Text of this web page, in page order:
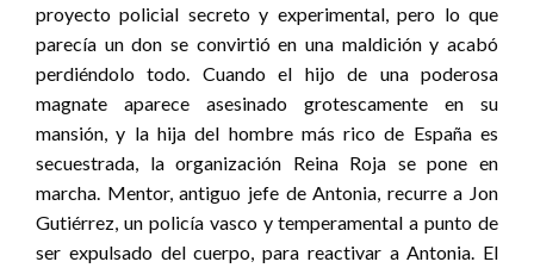
proyecto policial secreto y experimental, pero lo que
parecía un don se convirtió en una maldición y acabó
perdiéndolo todo. Cuando el hijo de una poderosa
magnate aparece asesinado grotescamente en su
mansión, y la hija del hombre más rico de España es
secuestrada, la organización Reina Roja se pone en
marcha. Mentor, antiguo jefe de Antonia, recurre a Jon
Gutiérrez, un policía vasco y temperamental a punto de
ser expulsado del cuerpo, para reactivar a Antonia. El